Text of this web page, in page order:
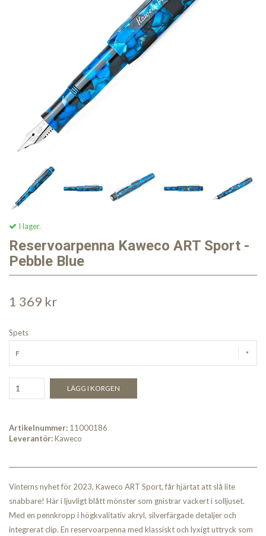
I lager.
Reservoarpenna Kaweco ART Sport -
Pebble Blue
1 369 kr
Spets
F
LÄGG I KORGEN
Artikelnummer: 11000186
Leverantör:Kaweco
Vinterns nyhet för 2023, Kaweco ART Sport, får hjärtat att slå lite
snabbare! Här i ljuvligt blått mönster som gnistrar vackert i solljuset.
Med en pennkropp i högkvalitativ akryl, silverfärgade detaljer och
integrerat clip. En reservoarpenna med klassiskt och lyxigt uttryck som